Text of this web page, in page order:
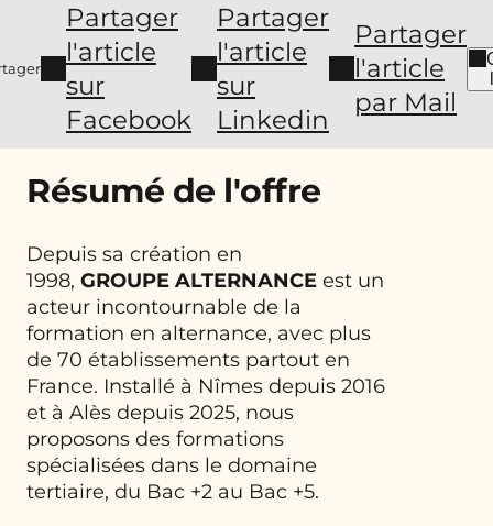
Partager
l'article
sur
Facebook
Partager
l'article
sur
Linkedin
Partager
l'article
par Mail
Résumé de l'offre
Depuis sa création en
1998, GROUPE ALTERNANCE est un
acteur incontournable de la
formation en alternance, avec plus
de 70 établissements partout en
France. Installé à Nîmes depuis 2016
et à Alès depuis 2025, nous
proposons des formations
spécialisées dans le domaine
tertiaire, du Bac +2 au Bac +5.